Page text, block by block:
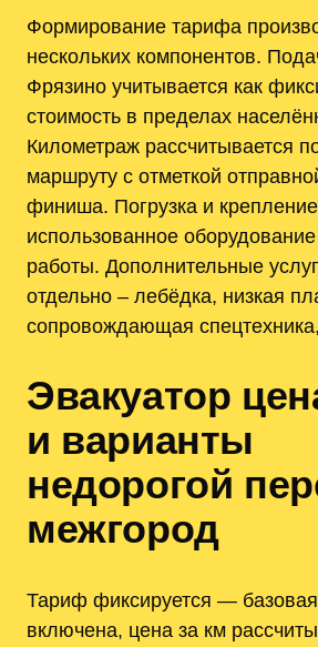
Формирование тарифа
нескольких компонентов.
Фрязино учитывается как
стоимость в пределах
Километраж рассчитывается
маршруту с отметкой
финиша. Погрузка и
использованное
работы. Дополнительные
отдельно ‒ лебёдка, низкая
сопровождающая
Эвакуатор
и варианты
недорогой
межгород
Тариф фиксируется —
включена, цена за км